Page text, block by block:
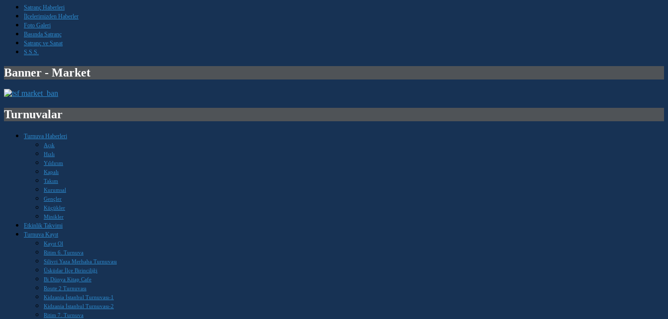
Satranç Haberleri
İlçelerimizden Haberler
Foto Galeri
Basında Satranç
Satranç ve Sanat
S.S.S.
Banner - Market
Turnuvalar
Turnuva Haberleri
Açık
Hızlı
Yıldırım
Kapalı
Takım
Kurumsal
Gençler
Küçükler
Minikler
Etkinlik Takvimi
Turnuva Kayıt
Kayıt Ol
Ritim 6. Turnuva
Silivri Yaza Merhaba Turnuvası
Üsküdar İlçe Birinciliği
Bi Dünya Kitap Cafe
Route 2 Turnuvası
Kidzania İstanbul Turnuvası-1
Kidzania İstanbul Turnuvası-2
Ritim 7. Turnuva